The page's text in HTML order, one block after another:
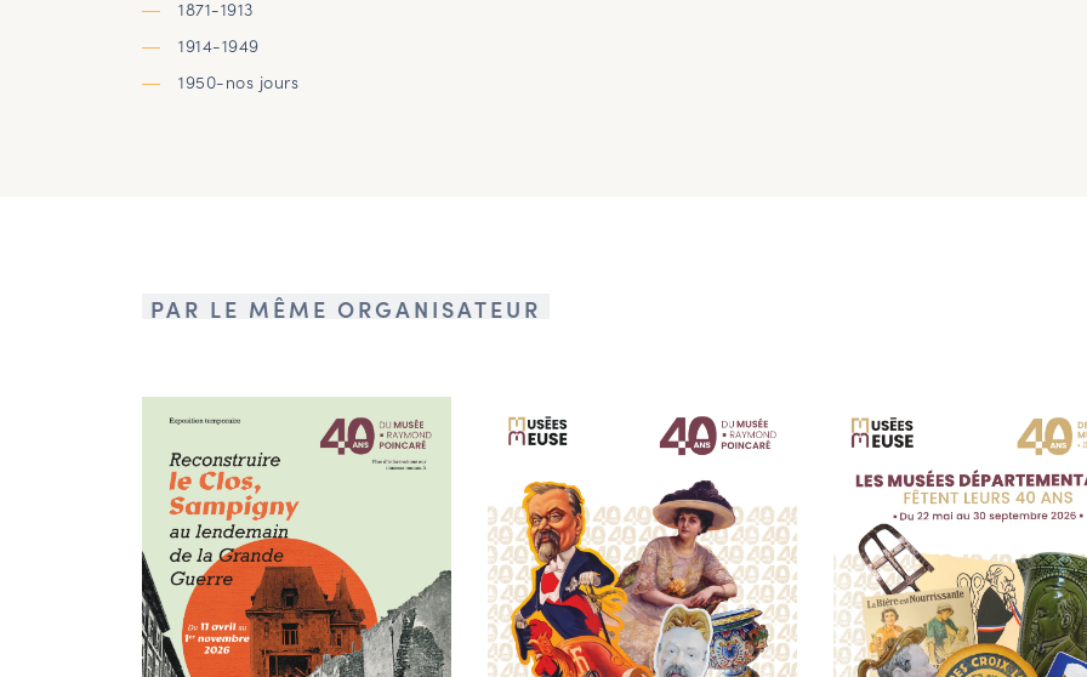
1871-1913
1914-1949
1950-nos jours
PAR LE MÊME ORGANISATEUR